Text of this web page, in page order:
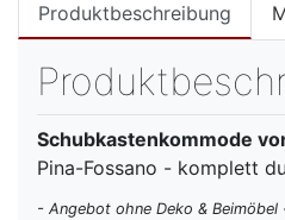
Produktbeschreibung
Schubkastenkommode
Pina-Fossano - komplett
- Angebot ohne Deko & Beimöbel